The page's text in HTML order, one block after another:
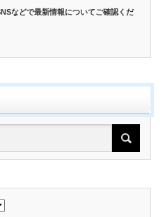
などで最新情報についてご確認くだ